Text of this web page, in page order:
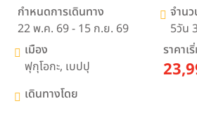
กำหนดการเดินทาง
22 พ.ค. 69 - 15 ก.ย. 69
จำน
5วัน
เมือง
ฟุกุโอกะ, เบปปุ
ราคาเ
เดินทางโดย